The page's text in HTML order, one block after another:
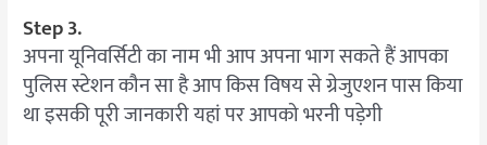
Step 3.
अपना यूनिवर्सिटी का नाम भी आप अपना भाग सकते हैं आपका
पुलिस स्टेशन कौन सा है आप किस विषय से ग्रेजुएशन पास किया
था इसकी पूरी जानकारी यहां पर आपको भरनी पड़ेगी